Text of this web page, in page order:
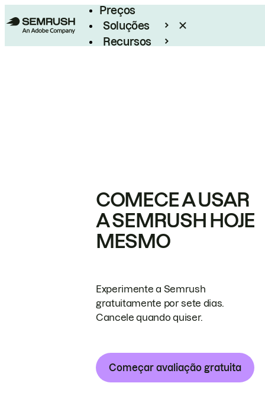
Preços
Soluções
Recursos
COMECE A USAR
A SEMRUSH HOJE
MESMO
Experimente a Semrush
gratuitamente por sete dias.
Cancele quando quiser.
Começar avaliação gratuita